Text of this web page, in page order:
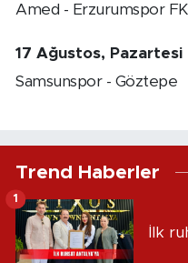
Amed - Erzurumspor FK
17 Ağustos, Pazartesi
Samsunspor - Göztepe
Trend Haberler
İlk
1